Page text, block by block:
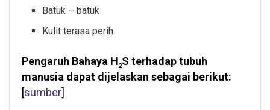
Batuk – batuk
Kulit terasa perih
Pengaruh Bahaya H2S terhadap tubuh
manusia dapat dijelaskan sebagai berikut:
[sumber]